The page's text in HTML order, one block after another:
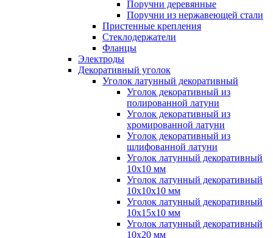
Поручни деревянные
Поручни из нержавеющей стали
Пристенные крепления
Стеклодержатели
Фланцы
Электроды
Декоративный уголок
Уголок латунный декоративный
Уголок декоративный из
полированной латуни
Уголок декоративный из
хромированной латуни
Уголок декоративный из
шлифованной латуни
Уголок латунный декоративный
10x10 мм
Уголок латунный декоративный
10x10x10 мм
Уголок латунный декоративный
10x15x10 мм
Уголок латунный декоративный
10x20 мм